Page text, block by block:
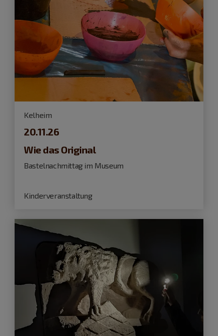
Kelheim
20.11.26
Wie das Original
Bastelnachmittag im Museum
Kinderveranstaltung